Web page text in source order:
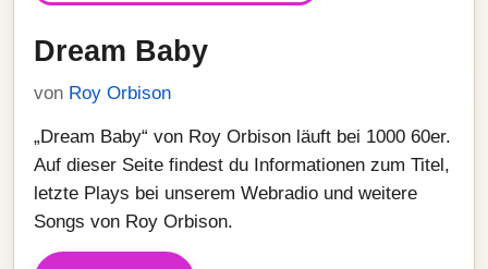
Dream Baby
von Roy Orbison
„Dream Baby“ von Roy Orbison läuft bei 1000 60er.
Auf dieser Seite findest du Informationen zum Titel,
letzte Plays bei unserem Webradio und weitere
Songs von Roy Orbison.